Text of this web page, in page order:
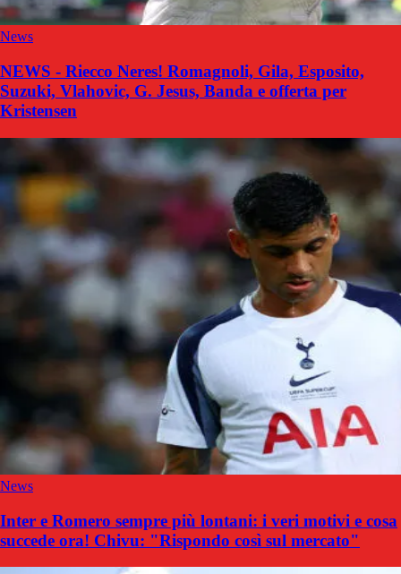
News
NEWS - Riecco Neres! Romagnoli, Gila, Esposito,
Suzuki, Vlahovic, G. Jesus, Banda e offerta per
Kristensen
News
Inter e Romero sempre più lontani: i veri motivi e cosa
succede ora! Chivu: "Rispondo così sul mercato"